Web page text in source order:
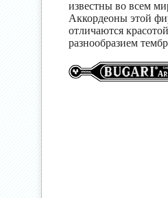
известны во всем
Аккордеоны этой
отличаются
разнообразием